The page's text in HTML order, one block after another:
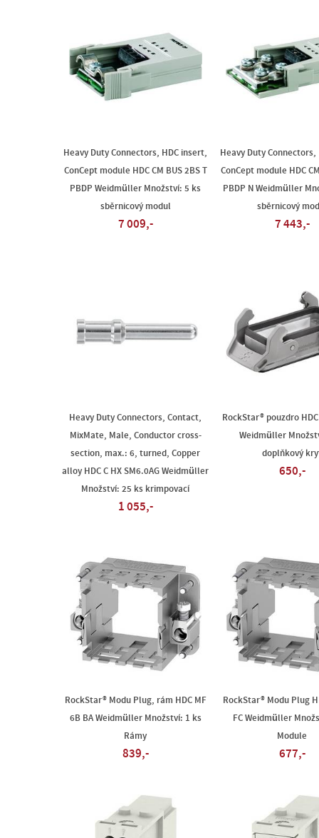
Heavy Duty Connectors, HDC insert,
ConCept module HDC CM BUS 2BS T
PBDP Weidmüller Množství: 5 ks
sběrnicový modul
7 009,-
Heavy Duty Connectors,
ConCept module HDC
PBDP N Weidmüller
sběrnicový
7 443,-
Heavy Duty Connectors, Contact,
MixMate, Male, Conductor cross-
section, max.: 6, turned, Copper
alloy HDC C HX SM6.0AG Weidmüller
Množství: 25 ks krimpovací
1 055,-
RockStar® pouzdro HDC
Weidmüller
doplňkový
650,-
RockStar® Modu Plug, rám HDC MF
6B BA Weidmüller Množství: 1 ks
Rámy
839,-
RockStar® Modu Plug
FC Weidmüller
Module
677,-